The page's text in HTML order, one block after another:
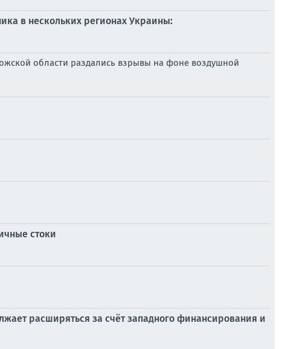
в нескольких регионах Украины:
области раздались взрывы на фоне воздушной
стоки
расширяться за счёт западного финансирования и